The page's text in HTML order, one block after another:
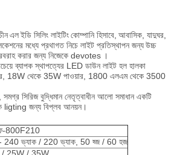
এলইডি সিলিং লাইটিংকোম্পানি হিসাবে, আবাসিক, যাদুঘর,
মধ্যে প্রথাগত নিচে লাইট প্রতিস্থাপন জন্যউচ্চ
করার জন্য নিজেকে devotes ।
ব্যাপক স্থাপত্যের LED ডাউন লাইট হল হালকা
18W থেকে 35W পাওয়ার, 1800 এলএম থেকে 3500
সিরিজ বুদ্ধিমান নেতৃত্বাধীন আলো সমাধান একটি
ligting জন্য বিপ্লব আনয়ন।
800F210
240 ভ্যাক / 220 ভ্যাক, 50 হ্জ / 60 হজ